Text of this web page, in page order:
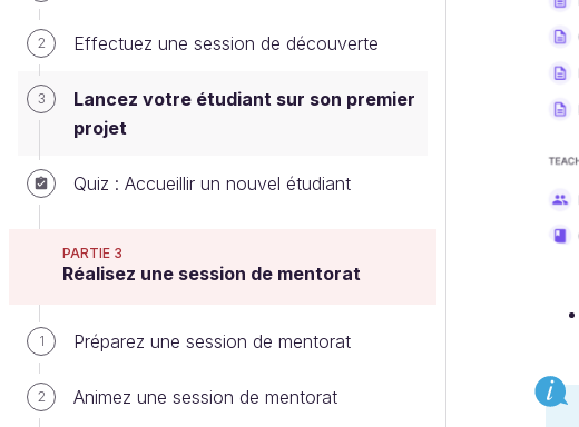
2 Effectuez une session de découverte
3
Lancez votre étudiant sur son premier
projet
Quiz : Accueillir un nouvel étudiant
PARTIE 3
Réalisez une session de mentorat
1 Préparez une session de mentorat
2 Animez une session de mentorat